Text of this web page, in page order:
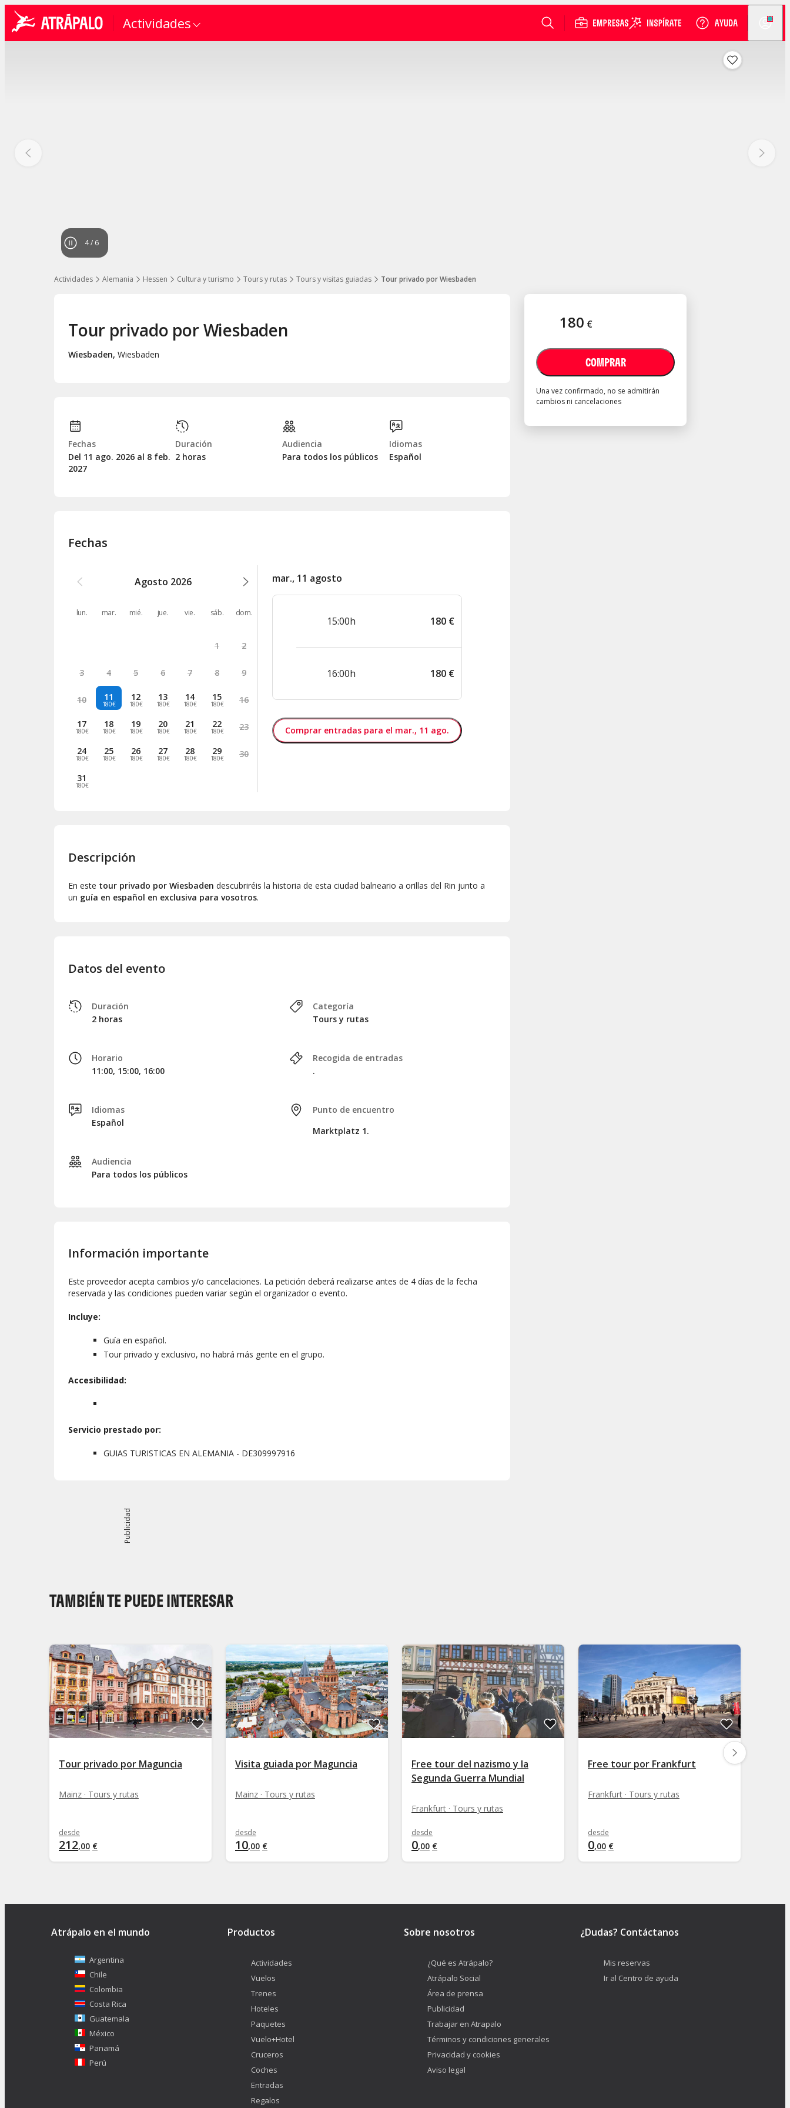
Actividades
4/ 6
Actividades Alemania Hessen Cultura y turismo Tours y rutas Tours y visitas guiadas Tour privado por Wiesbaden
180 €
COMPRAR
Una vez confirmado, no se admitirán
cambios ni cancelaciones
Tour privado por Wiesbaden
Wiesbaden, Wiesbaden
Fechas
Del 11 ago. 2026 al 8 feb.
2027
Duración
2 horas
Audiencia
Para todos los públicos
Idiomas
Español
Fechas
Agosto 2026
lun. mar. mié. jue. vie. sáb. dom.
1 2
3 4 5 6 7 8 9
10 11
180€
12
180€
13
180€
14
180€
15
180€ 16
17
180€
18
180€
19
180€
20
180€
21
180€
22
180€ 23
24
180€
25
180€
26
180€
27
180€
28
180€
29
180€ 30
31
180€
mar., 11 agosto
15:00h 180 €
16:00h 180 €
Comprar entradas para el mar., 11 ago.
Descripción
En este tour privado por Wiesbaden descubriréis la historia de esta ciudad balneario a orillas del Rin junto a
un guía en español en exclusiva para vosotros.
Datos del evento
Duración
2 horas
Horario
11:00, 15:00, 16:00
Idiomas
Español
Audiencia
Para todos los públicos
Categoría
Tours y rutas
Recogida de entradas
.
Punto de encuentro
Marktplatz 1.
Información importante
Este proveedor acepta cambios y/o cancelaciones. La petición deberá realizarse antes de 4 días de la fecha
reservada y las condiciones pueden variar según el organizador o evento.
Incluye:
Guía en español.
Tour privado y exclusivo, no habrá más gente en el grupo.
Accesibilidad:
Servicio prestado por:
GUIAS TURISTICAS EN ALEMANIA - DE309997916
Publicidad
TAMBIÉN TE PUEDE INTERESAR
Tour privado por Maguncia
Mainz · Tours y rutas
desde
212,00 €
Visita guiada por Maguncia
Mainz · Tours y rutas
desde
10,00 €
Free tour del nazismo y la
Segunda Guerra Mundial
Frankfurt · Tours y rutas
desde
0,00 €
Free tour por Frankfurt
Frankfurt · Tours y rutas
desde
0,00 €
Atrápalo en el mundo
Argentina
Chile
Colombia
Costa Rica
Guatemala
México
Panamá
Perú
Productos
Actividades
Vuelos
Trenes
Hoteles
Paquetes
Vuelo+Hotel
Cruceros
Coches
Entradas
Regalos
Sobre nosotros
¿Qué es Atrápalo?
Atrápalo Social
Área de prensa
Publicidad
Trabajar en Atrapalo
Términos y condiciones generales
Privacidad y cookies
Aviso legal
¿Dudas? Contáctanos
Mis reservas
Ir al Centro de ayuda